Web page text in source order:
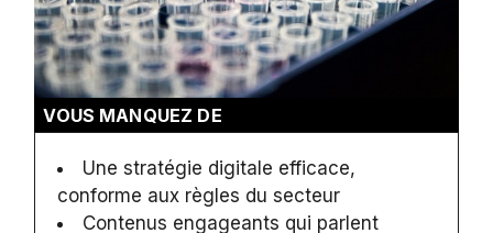
VOUS MANQUEZ DE
Une stratégie digitale efficace,
conforme aux règles du secteur
Contenus engageants qui parlent